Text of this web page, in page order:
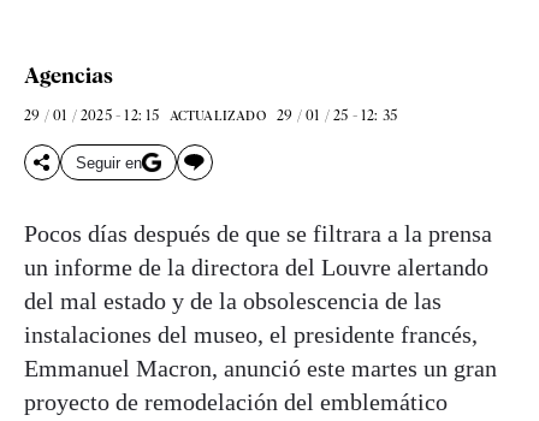
Agencias
29 / 01 / 2025 - 12: 15 ACTUALIZADO 29 / 01 / 25 - 12: 35
Seguir en
Pocos días después de que se filtrara a la prensa
un informe de la directora del Louvre alertando
del mal estado y de la obsolescencia de las
instalaciones del museo, el presidente francés,
Emmanuel Macron, anunció este martes un gran
proyecto de remodelación del emblemático